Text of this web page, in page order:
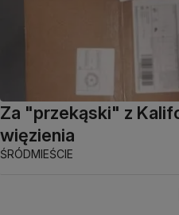
Za "przekąski" z
więzienia
ŚRÓDMIEŚCIE